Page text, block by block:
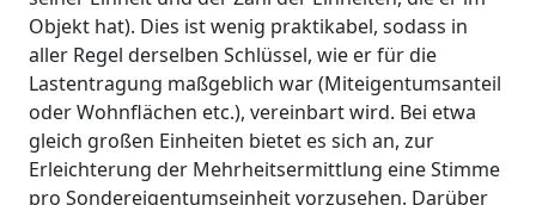
Objekt hat). Dies ist wenig praktikabel, sodass in
aller Regel derselben Schlüssel, wie er für die
Lastentragung maßgeblich war (Miteigentumsanteil
oder Wohnflächen etc.), vereinbart wird. Bei etwa
gleich großen Einheiten bietet es sich an, zur
Erleichterung der Mehrheitsermittlung eine Stimme
pro Sondereigentumseinheit vorzusehen. Darüber